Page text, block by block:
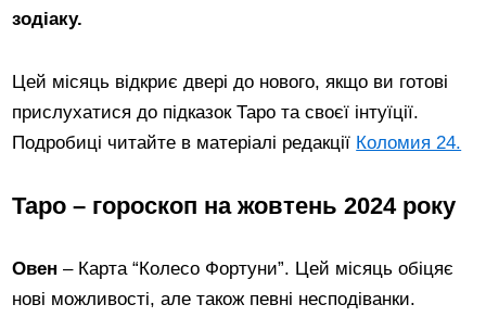
зодіаку.
Цей місяць відкриє двері до нового, якщо ви готові
прислухатися до підказок Таро та своєї інтуїції.
Подробиці читайте в матеріалі редакції Коломия 24.
Таро – гороскоп на жовтень 2024 року
Овен – Карта “Колесо Фортуни”. Цей місяць обіцяє
нові можливості, але також певні несподіванки.